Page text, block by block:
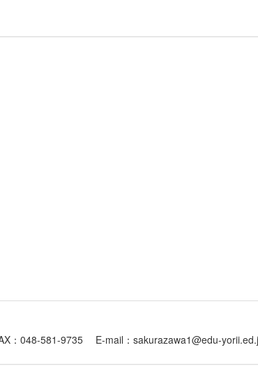
048-581-9735 E-mail：sakurazawa1@edu-